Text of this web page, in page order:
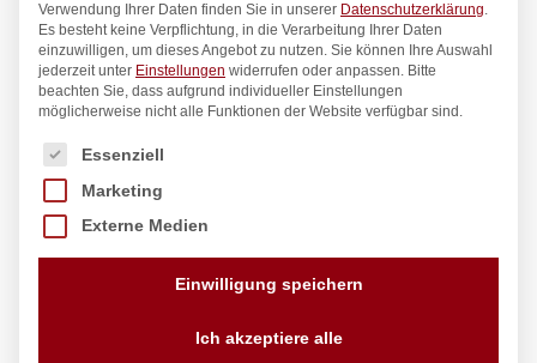
Verwendung Ihrer Daten finden Sie in unserer Datenschutzerklärung.
Es besteht keine Verpflichtung, in die Verarbeitung Ihrer Daten
einzuwilligen, um dieses Angebot zu nutzen. Sie können Ihre Auswahl
jederzeit unter Einstellungen widerrufen oder anpassen. Bitte
beachten Sie, dass aufgrund individueller Einstellungen
möglicherweise nicht alle Funktionen der Website verfügbar sind.
Es folgt eine Liste der Service-Gruppen, für die eine
Essenziell
Marketing
Externe Medien
Einwilligung speichern
Ich akzeptiere alle